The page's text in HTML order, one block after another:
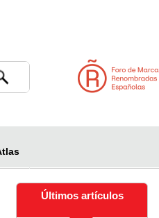
Últimos artículos